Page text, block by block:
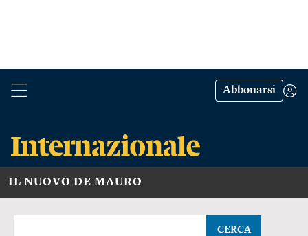
Abbonarsi
IL NUOVO DE MAURO
CERCA